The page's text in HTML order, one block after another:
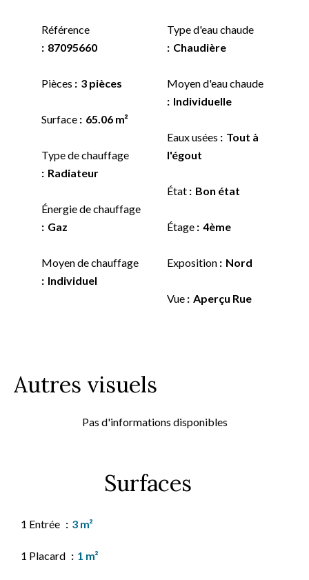
Référence
87095660
Pièces 3 pièces
Surface 65.06 m²
Type de chauffage
Radiateur
Énergie de chauffage
Gaz
Moyen de chauffage
Individuel
Type d'eau chaude
Chaudière
Moyen d'eau chaude
Individuelle
Eaux usées
Tout à
l'égout
État Bon état
Étage 4ème
Exposition Nord
Vue Aperçu Rue
Autres visuels
Pas d'informations disponibles
Surfaces
1 Entrée 3 m²
1 Placard 1 m²